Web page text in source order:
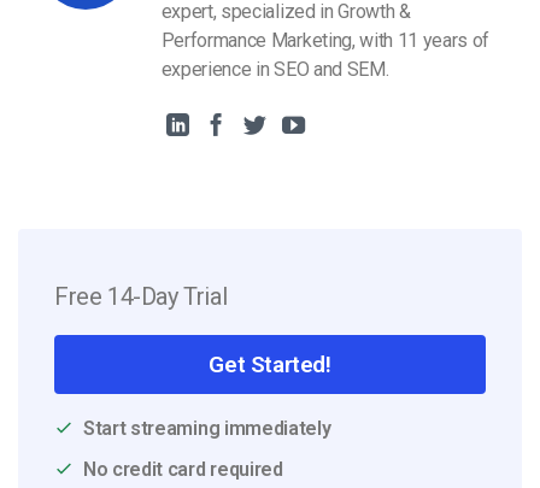
expert, specialized in Growth &
Performance Marketing, with 11 years of
experience in SEO and SEM.
Free 14-Day Trial
Get Started!
Start streaming immediately
No credit card required